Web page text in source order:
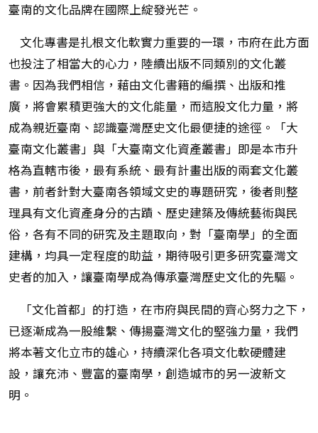
臺南的文化品牌在國際上綻發光芒。
文化專書是扎根文化軟實力重要的一環，市府在此方面
也投注了相當大的心力，陸續出版不同類別的文化叢
書。因為我們相信，藉由文化書籍的編撰、出版和推
廣，將會累積更強大的文化能量，而這股文化力量，將
成為親近臺南、認識臺灣歷史文化最便捷的途徑。「大
臺南文化叢書」與「大臺南文化資產叢書」即是本市升
格為直轄市後，最有系統、最有計畫出版的兩套文化叢
書，前者針對大臺南各領域文史的專題研究，後者則整
理具有文化資產身分的古蹟、歷史建築及傳統藝術與民
俗，各有不同的研究及主題取向，對「臺南學」的全面
建構，均具一定程度的助益，期待吸引更多研究臺灣文
史者的加入，讓臺南學成為傳承臺灣歷史文化的先驅。
「文化首都」的打造，在市府與民間的齊心努力之下，
已逐漸成為一股維繫、傳揚臺灣文化的堅強力量，我們
將本著文化立市的雄心，持續深化各項文化軟硬體建
設，讓充沛、豐富的臺南學，創造城市的另一波新文
明。